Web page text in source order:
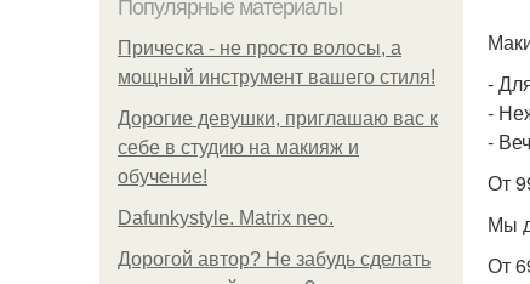
Популярные материалы
Прическа - не просто волосы, а
мощный инструмент вашего стиля!
Дорогие девушки, приглашаю вас к
себе в студию на макияж и
обучение!
Dafunkystyle. Matrix neo.
Дорогой автор? Не забудь сделать
-
-
-
От
Мы
От